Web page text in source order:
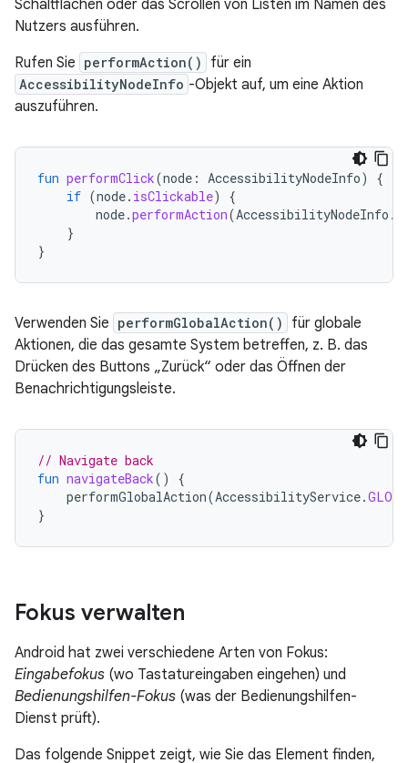
Schaltflächen oder das Scrollen von Listen im Namen des
Nutzers ausführen.
Rufen Sie performAction() für ein
AccessibilityNodeInfo -Objekt auf, um eine Aktion
auszuführen.
fun performClick(node : AccessibilityNodeInfo)
{
if (node. isClickable)
{
node.performAction(AccessibilityNodeInfo .
}
}
Verwenden Sie performGlobalAction()
für globale
Aktionen, die das gesamte System betreffen, z. B. das
Drücken des Buttons „Zurück“ oder das Öffnen der
Benachrichtigungsleiste.
// Navigate back
fun navigateBack()
{
performGlobalAction(AccessibilityService.
}
Fokus verwalten
Android hat zwei verschiedene Arten von Fokus:
Eingabefokus (wo Tastatureingaben eingehen) und
Bedienungshilfen-Fokus (was der Bedienungshilfen-
Dienst prüft).
Das folgende Snippet zeigt, wie Sie das Element finden,